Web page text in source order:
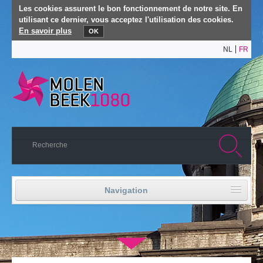
Les cookies assurent le bon fonctionnement de notre site. En
utilisant ce dernier, vous acceptez l'utilisation des cookies.
En savoir plus
OK
NL FR
Navigation
Vie politique
▼